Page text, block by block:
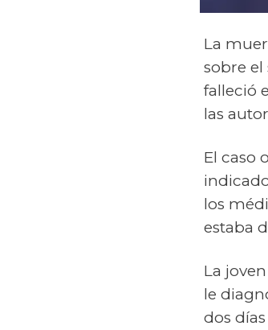
La
sobre
falleció
las
El caso
los
estaba
La
le
dos